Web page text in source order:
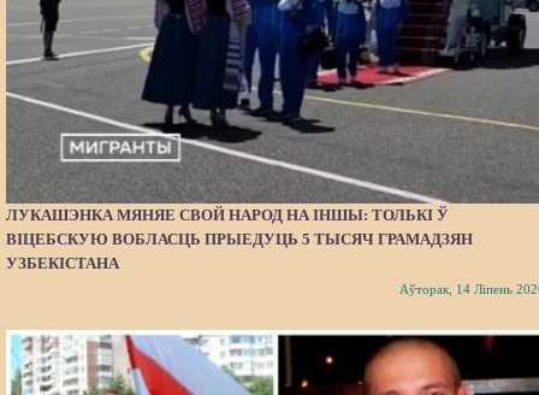
ЛУКАШЭНКА МЯНЯЕ СВОЙ НАРОД НА ІНШЫ: ТОЛЬКІ Ў
ВІЦЕБСКУЮ ВОБЛАСЦЬ ПРЫЕДУЦЬ 5 ТЫСЯЧ ГРАМАДЗЯН
УЗБЕКІСТАНА
Аўторак, 14 Ліпень